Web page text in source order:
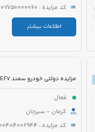
کد مزایده : 5221007750000060
اطلاعات بیشتر
فعال
کرمان - سیرجان
کد مزایده : 5821400404002944